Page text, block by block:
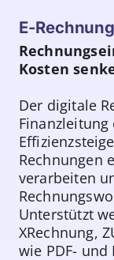
E-
Kosten
Der digitale
Rechnungen
verarbeiten
Unterstützt
XRechnung,
wie PDF-